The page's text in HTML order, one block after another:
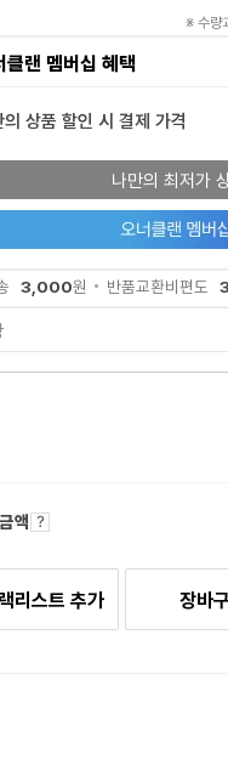
※ 수량
클랜 멤버십 혜택
의 상품 할인 시 결제 가격
나만의 최저가
3,000원 반품교환비편도
액
리스트 추가 장바